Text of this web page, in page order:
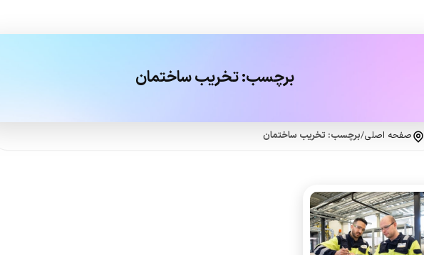
برچسب:تخریب ساختمان
صفحه اصلی/برچسب: تخریب ساختمان